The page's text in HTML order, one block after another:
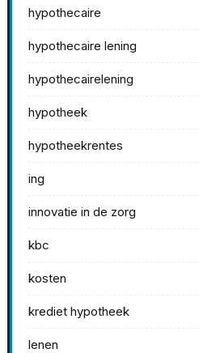
hypothecaire
hypothecaire lening
hypothecairelening
hypotheek
hypotheekrentes
ing
innovatie in de zorg
kbc
kosten
krediet hypotheek
lenen